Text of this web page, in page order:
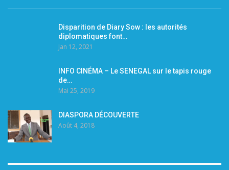
Disparition de Diary Sow : les autorités
diplomatiques font…
Jan 12, 2021
INFO CINÉMA – Le SENEGAL sur le tapis rouge
de…
Mai 25, 2019
DIASPORA DÉCOUVERTE
Août 4, 2018